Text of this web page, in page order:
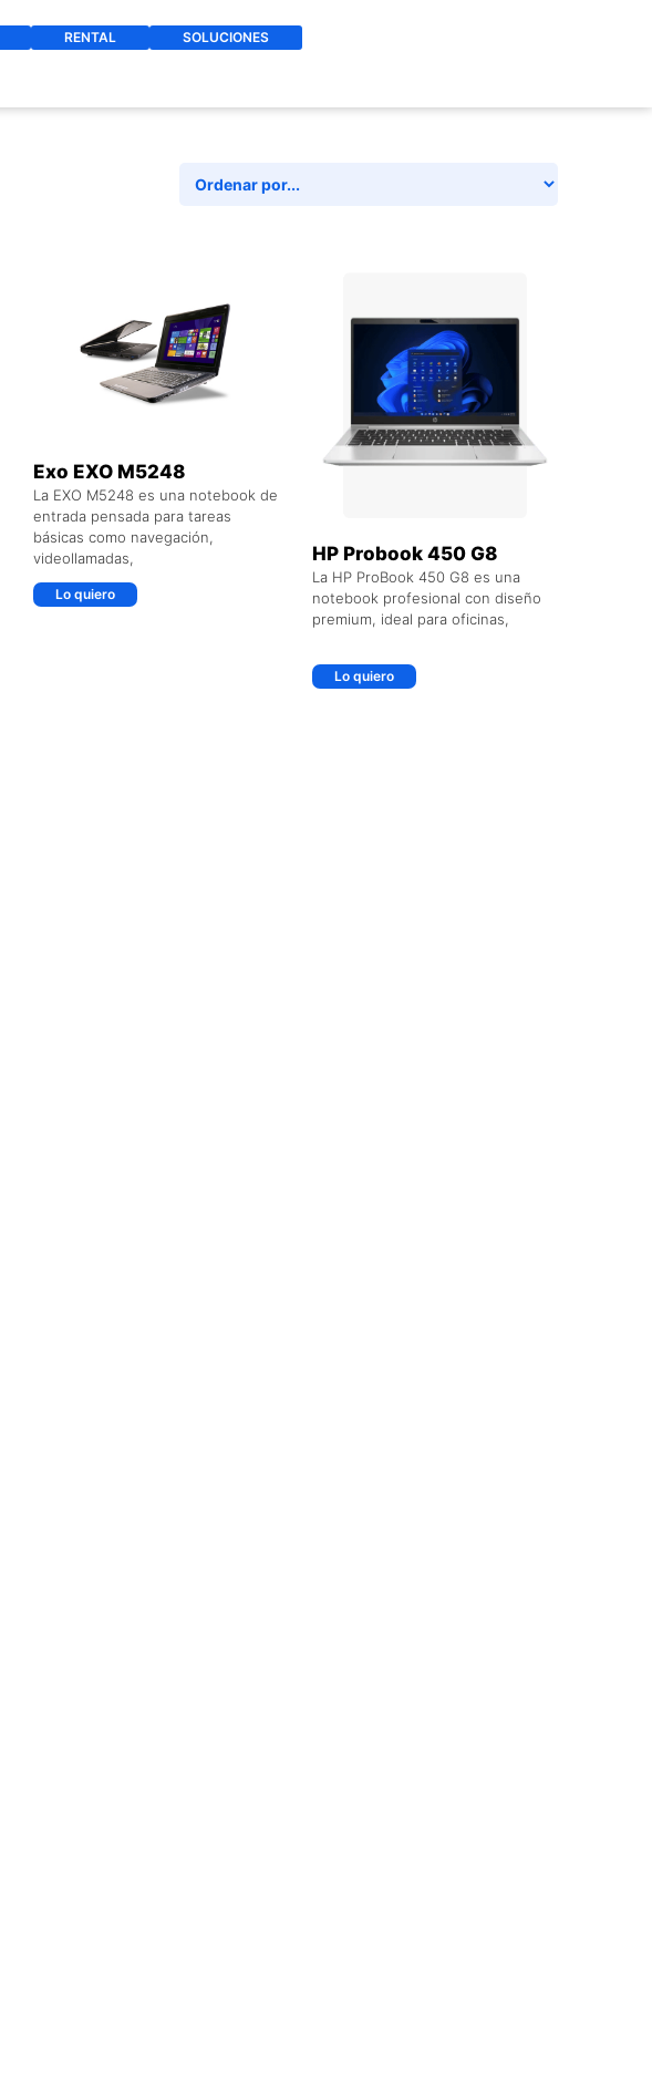
RENTAL SOLUCIONES
Exo EXO M5248
La EXO M5248 es una notebook de
entrada pensada para tareas
básicas como navegación,
videollamadas,
Lo quiero
HP Probook 450 G8
La HP ProBook 450 G8 es una
notebook profesional con diseño
premium, ideal para oficinas,
Lo quiero